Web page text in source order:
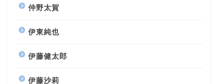
仲野太賀
伊東純也
伊藤健太郎
伊藤沙莉